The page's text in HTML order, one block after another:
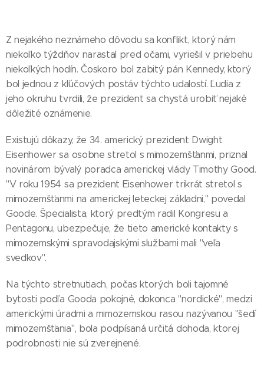
Z nejakého neznámeho dôvodu sa konflikt, ktorý nám
niekoľko týždňov narastal pred očami, vyriešil v priebehu
niekoľkých hodín. Čoskoro bol zabitý pán Kennedy, ktorý
bol jednou z kľúčových postáv týchto udalostí. Ľudia z
jeho okruhu tvrdili, že prezident sa chystá urobiť nejaké
dôležité oznámenie.
Existujú dôkazy, že 34. americký prezident Dwight
Eisenhower sa osobne stretol s mimozemšťanmi, priznal
novinárom bývalý poradca americkej vlády Timothy Good.
"V roku 1954 sa prezident Eisenhower trikrát stretol s
mimozemšťanmi na americkej leteckej základni," povedal
Goode. Špecialista, ktorý predtým radil Kongresu a
Pentagonu, ubezpečuje, že tieto americké kontakty s
mimozemskými spravodajskými službami mali "veľa
svedkov".
Na týchto stretnutiach, počas ktorých boli tajomné
bytosti podľa Gooda pokojné, dokonca "nordické", medzi
americkými úradmi a mimozemskou rasou nazývanou "šedí
mimozemšťania", bola podpísaná určitá dohoda, ktorej
podrobnosti nie sú zverejnené.